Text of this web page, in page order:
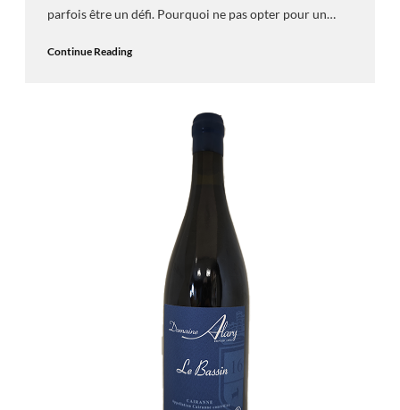
parfois être un défi. Pourquoi ne pas opter pour un…
Continue Reading